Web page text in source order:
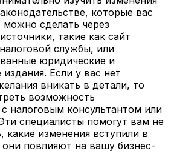
которые вас
можно сделать через
такие как сайт
службы, или
юридические и
издания. Если у вас нет
вникать в детали, то
возможность
налоговым консультантом или
специалисты помогут вам не
какие изменения вступили в
они повлияют на вашу бизнес-